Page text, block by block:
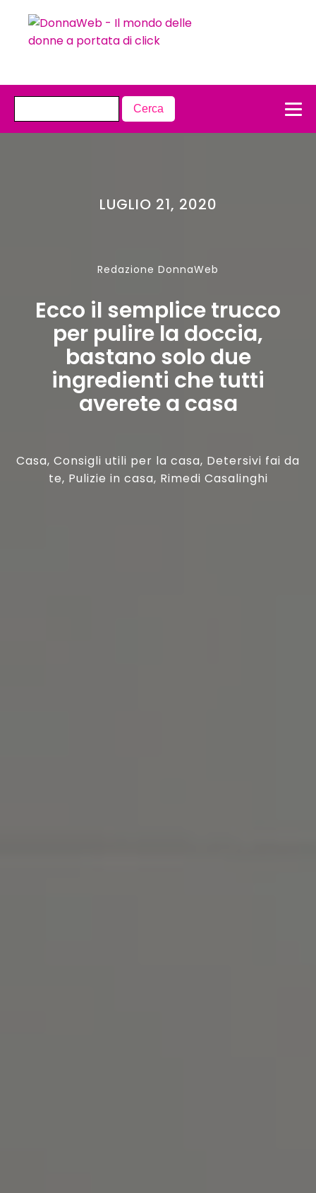
LUGLIO 21, 2020
Redazione DonnaWeb
Ecco il semplice trucco
per pulire la doccia,
bastano solo due
ingredienti che tutti
averete a casa
Casa, Consigli utili per la casa, Detersivi fai da
te, Pulizie in casa, Rimedi Casalinghi